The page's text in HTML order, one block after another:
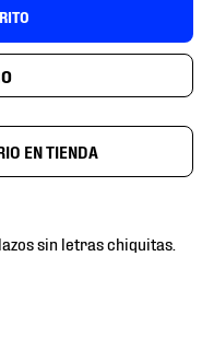
EN TIENDA